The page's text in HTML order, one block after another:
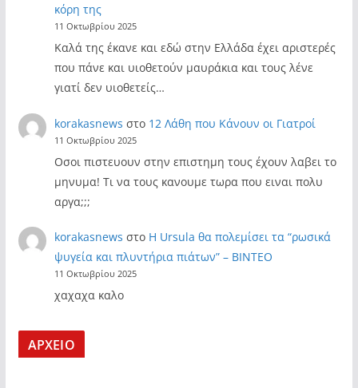
κόρη της
11 Οκτωβρίου 2025
Καλά της έκανε και εδώ στην Ελλάδα έχει αριστερές
που πάνε και υιοθετούν μαυράκια και τους λένε
γιατί δεν υιοθετείς…
korakasnews στο 12 Λάθη που Κάνουν οι Γιατροί
11 Οκτωβρίου 2025
Οσοι πιστευουν στην επιστημη τους έχουν λαβει το
μηνυμα! Τι να τους κανουμε τωρα που ειναι πολυ
αργα;;;
korakasnews στο Η Ursula θα πολεμίσει τα “ρωσικά
ψυγεία και πλυντήρια πιάτων” – ΒΙΝΤΕΟ
11 Οκτωβρίου 2025
χαχαχα καλο
ΑΡΧΕΙΟ